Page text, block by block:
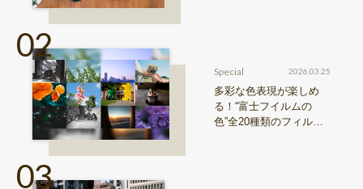
Special 2026.03.25
多彩な色表現が楽しめ
る！“富士フイルムの
色”全20種類のフィルム